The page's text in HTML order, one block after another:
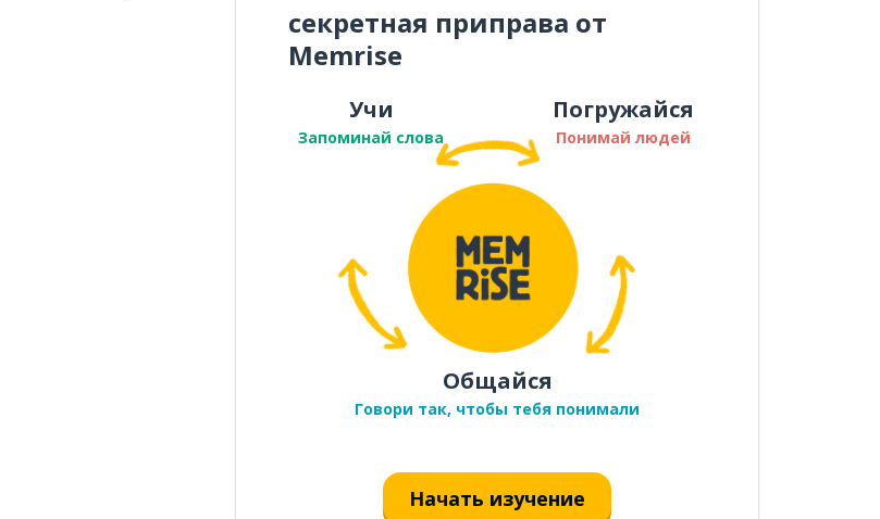
секретная приправа от
Memrise
Учи
Запоминай слова
Погружайся
Понимай людей
Общайся
Говори так, чтобы тебя понимали
Начать изучение